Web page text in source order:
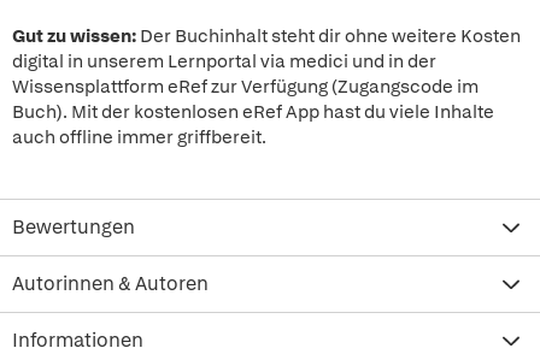
Gut zu wissen: Der Buchinhalt steht dir ohne weitere Kosten
digital in unserem Lernportal via medici und in der
Wissensplattform eRef zur Verfügung (Zugangscode im
Buch). Mit der kostenlosen eRef App hast du viele Inhalte
auch offline immer griffbereit.
Bewertungen
Autorinnen & Autoren
Informationen